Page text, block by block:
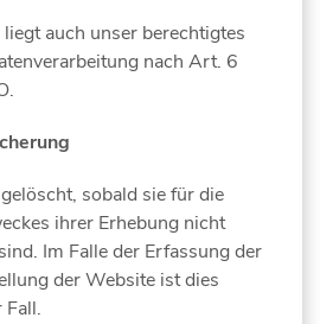
auch unser berechtigtes
nach Art. 6
sobald sie für die
ihrer Erhebung nicht
Im Falle der Erfassung der
der Website ist dies
Fall.